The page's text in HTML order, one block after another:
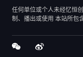
任何单位或个人未经忆恒
制、播出或使用 本站所包